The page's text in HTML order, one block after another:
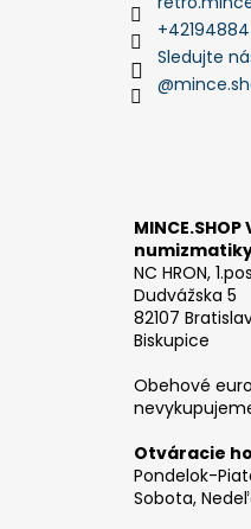
Sledujte
NC HRON,
Dudvážska 5
82107
Biskupice
Obehové
Otváracie
Pondelok-
Sobota,